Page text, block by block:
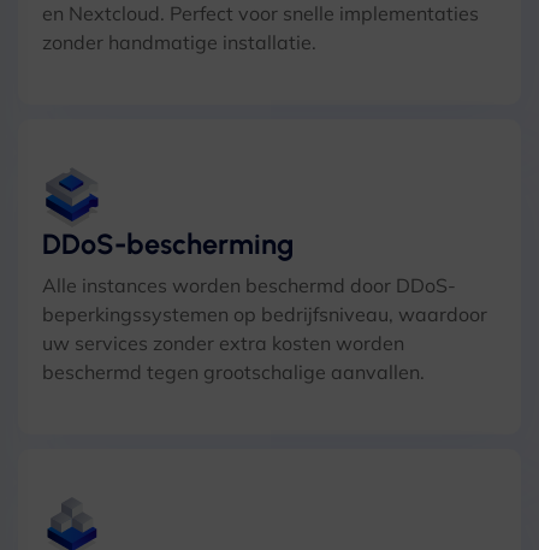
en Nextcloud. Perfect voor snelle implementaties
zonder handmatige installatie.
DDoS-bescherming
Alle instances worden beschermd door DDoS-
beperkingssystemen op bedrijfsniveau, waardoor
uw services zonder extra kosten worden
beschermd tegen grootschalige aanvallen.